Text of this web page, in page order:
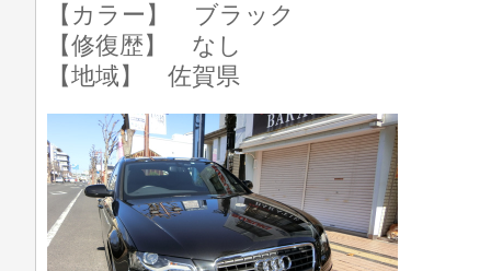
【カラー】 ブラック
【修復歴】 なし
【地域】 佐賀県